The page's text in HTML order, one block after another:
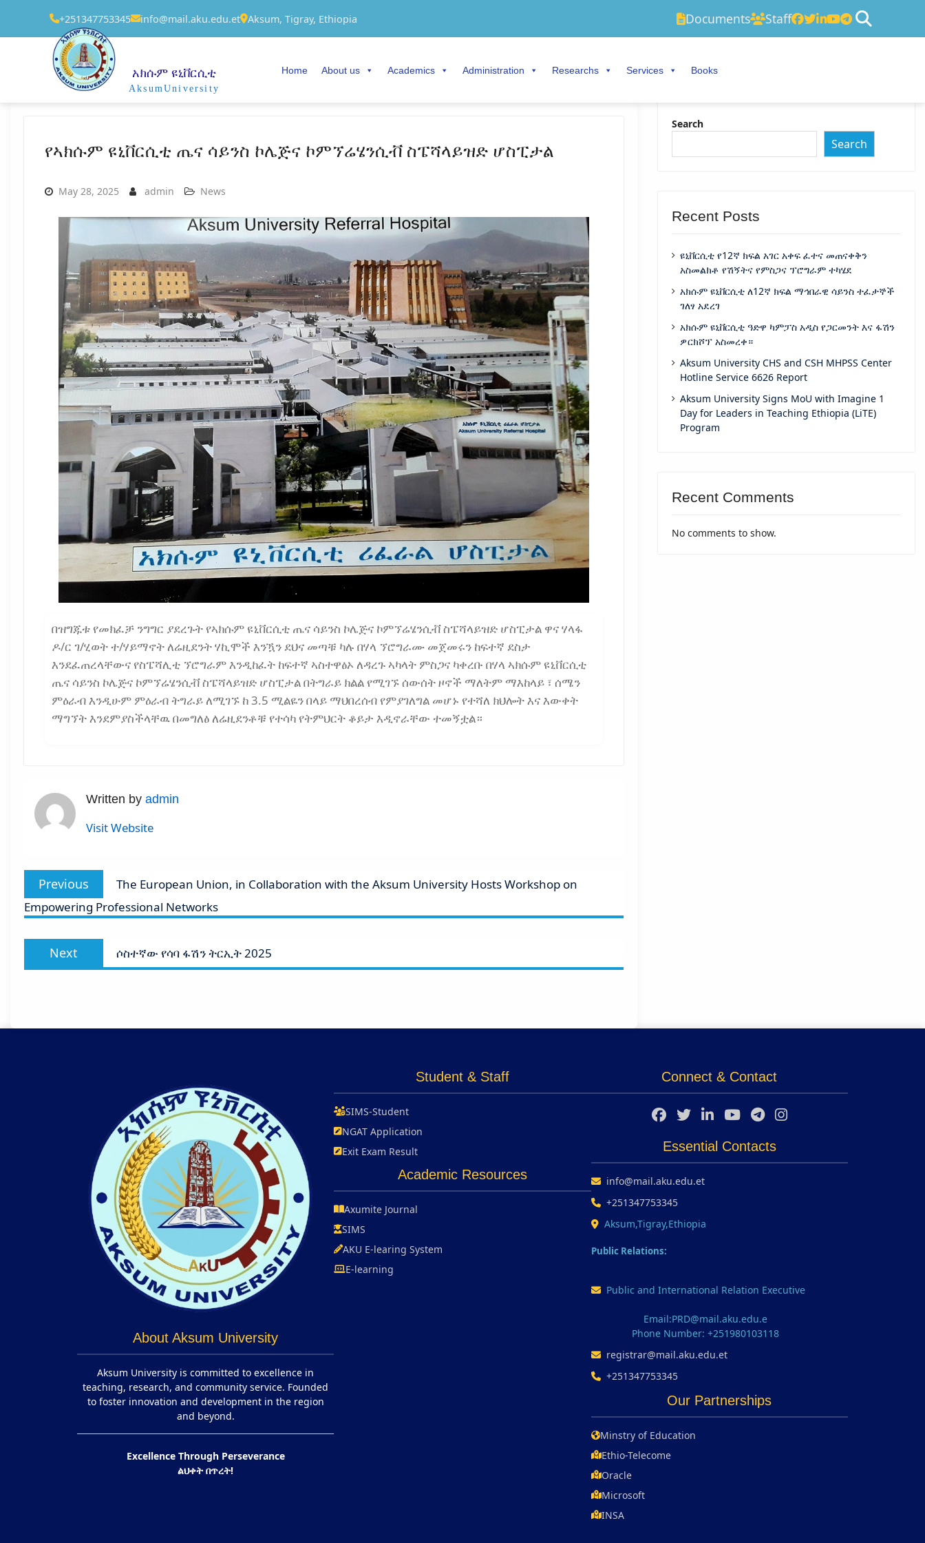
+251347753345 info@mail.aku.edu.et Aksum, Tigray, Ethiopia Documents Staff
አክሱም ዩኒቨርሲቲ
AksumUniversity
Home About us Academics Administration Researchs Services Books
የኣክሱም ዩኒቨርሲቲ ጤና ሳይንስ ኮሌጅና ኮምኘሬሄንሲቭ ስፔሻላይዝድ ሆስፒታል
May 28, 2025 admin News
በዝግጁቱ የመክፈቻ ንግግር ያደረጉት የኣክሱም ዩኒቨርሲቲ ጤና ሳይንስ ኮሌጅና ኮምኘሬሄንሲቭ ስፔሻላይዝድ ሆስፒታል ዋና ሃላፋ
ዶ/ር ገ/ሂወት ተ/ሃይማኖት ለሬዚደንት ሃኪሞች እንዃን ደህና መጣቹ ካሉ በሃላ ኘሮግራሙ መጀመሩን ከፍተኛ ደስታ
እንደፈጠረላቸውና የስፔሻሊቲ ኘሮግራም እንዲከፈት ከፍተኛ ኣስተዋፅኦ ለዳረጉ ኣካላት ምስጋና ካቀረቡ በሃላ ኣክሱም ዩኒቨርሲቲ
ጤና ሳይንስ ኮሌጅና ኮምኘሬሄንሲቭ ስፔሻላይዝድ ሆስፒታል በትግራይ ክልል የሚገኙ ሰውሰት ዞኖች ማለትም ማእከላይ ፣ ሰሜን
ምዕራብ እንዲሁም ምዕራብ ትግራይ ለሚገኙ ከ 3.5 ሚልዬን በላይ ማህበረሰብ የምያገለግል መሆኑ የተሻለ ክህሎት እና እውቀት
ማግኘት እንደምያስችላቸዉ በመግለፅ ለሬዚደንቶቹ የተሳካ የትምህርት ቆይታ እዲኖራቸው ተመኝቷል።
Written by admin
Visit Website
Post
navigation
Previous
Previous
post:
The European Union, in Collaboration with the Aksum University Hosts Workshop on
Empowering Professional Networks
Next
post:
ሶስተኛው የሳባ ፋሽን ትርኢት 2025
Search
Search
Recent Posts
ዩኒቨርሲቲ የ12ኛ ክፍል አገር አቀፍ ፈተና መጠናቀቅን
አስመልክቶ የሽኝትና የምስጋና ፕሮግራም ተካሄደ
አክሱም ዩኒቨርሲቲ ለ12ኛ ክፍል ማኅበራዊ ሳይንስ ተፈታኞች
ገለፃ አደረገ
አክሱም ዩኒቨርሲቲ ዓድዋ ካምፓስ አዲስ የጋርመንት እና ፋሽን
ዎርክሾፕ አስመረቀ።
Aksum University CHS and CSH MHPSS Center
Hotline Service 6626 Report
Aksum University Signs MoU with Imagine 1
Day for Leaders in Teaching Ethiopia (LiTE)
Program
Recent Comments
No comments to show.
About Aksum University
Aksum University is committed to excellence in
teaching, research, and community service. Founded
to foster innovation and development in the region
and beyond.
Excellence Through Perseverance
ልህቀት በጥረት!
Student & Staff
SIMS-Student
NGAT Application
Exit Exam Result
Academic Resources
Axumite Journal
SIMS
AKU E-learing System
E-learning
Connect & Contact
Essential Contacts
info@mail.aku.edu.et
+251347753345
Aksum,Tigray,Ethiopia
Public Relations:
Public and International Relation Executive
Email:PRD@mail.aku.edu.e
Phone Number: +251980103118
registrar@mail.aku.edu.et
+251347753345
Our Partnerships
Minstry of Education
Ethio-Telecome
Oracle
Microsoft
INSA